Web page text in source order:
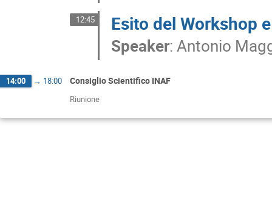
12:45 Esito del Workshop
Speaker:Antonio
14:00 → 18:00 Consiglio Scientifico INAF
Riunione